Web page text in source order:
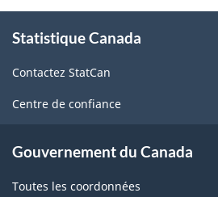
propos
ce
site
Statistique Canada
Contactez StatCan
Centre de confiance
Gouvernement du Canada
Toutes les coordonnées